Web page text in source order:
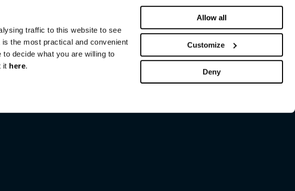
traffic to this website to see
the most practical and convenient
decide what you are willing to
it here.
Allow all
Customize
Deny